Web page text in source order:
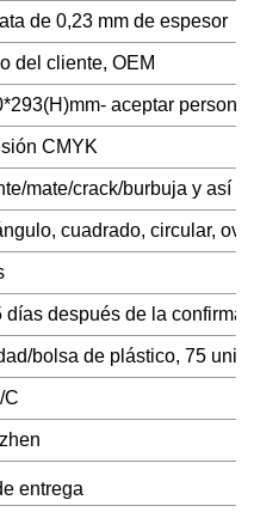
de 0,23 mm de espesor
del cliente, OEM
aceptar
CMYK
mate/crack/burbuja y así
cuadrado, circular,
días después de la
bolsa de plástico, 75
C
entrega